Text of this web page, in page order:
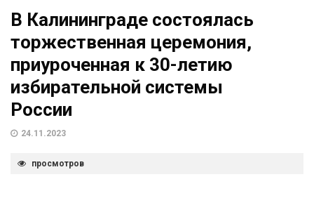
В Калининграде состоялась
торжественная церемония,
приуроченная к 30-летию
избирательной системы
России
24.11.2023
просмотров